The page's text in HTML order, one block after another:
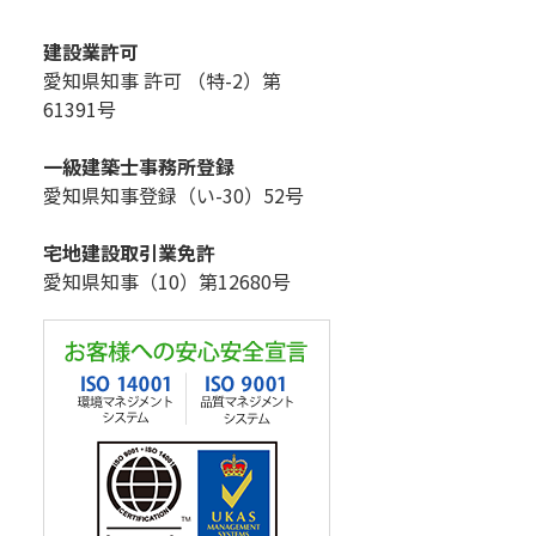
建設業許可
愛知県知事 許可 （特-2）第
61391号
一級建築士事務所登録
愛知県知事登録（い-30）52号
宅地建設取引業免許
愛知県知事（10）第12680号